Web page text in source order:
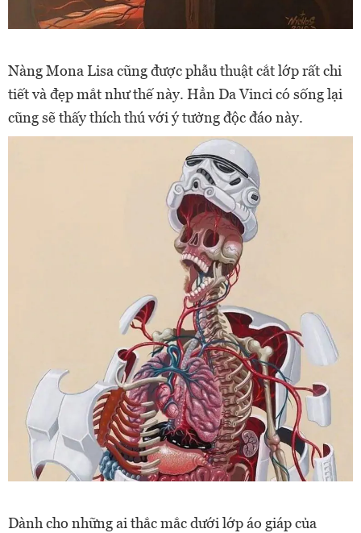
Nàng Mona Lisa cũng được phẫu thuật cắt lớp rất chi
tiết và đẹp mắt như thế này. Hẳn Da Vinci có sống lại
cũng sẽ thấy thích thú với ý tưởng độc đáo này.
Dành cho những ai thắc mắc dưới lớp áo giáp của